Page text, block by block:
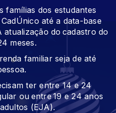
famílias dos estudantes
até a data-base
atualização do cadastro do
meses.
familiar seja de até
ter entre 14 e 24
ou entre 19 e 24 anos
(EJA).